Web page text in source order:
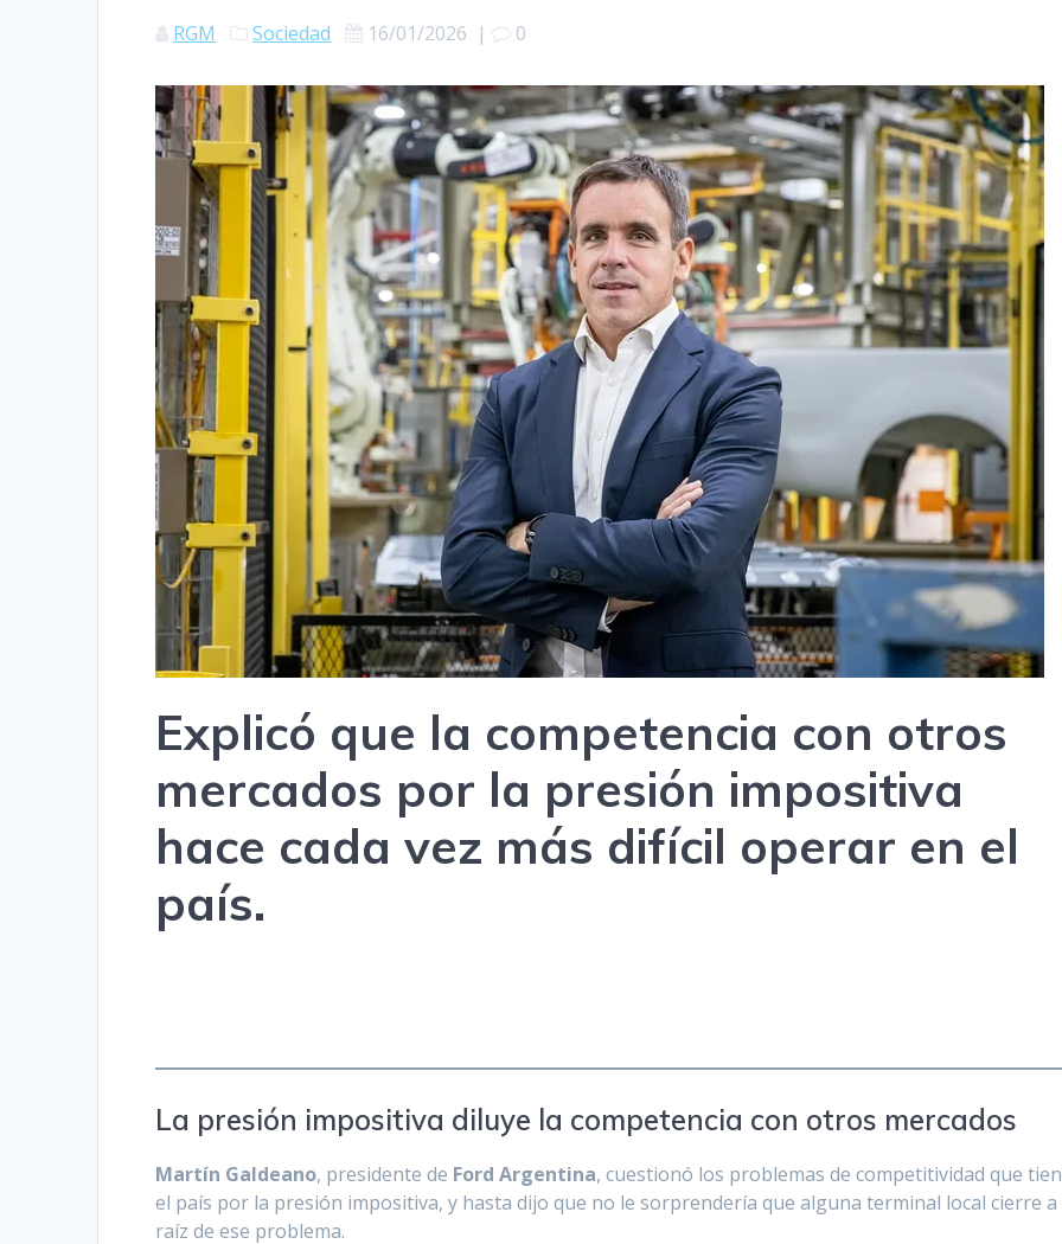
RGM Sociedad 16/01/2026 | 0
Explicó que la competencia con otros
mercados por la presión impositiva
hace cada vez más difícil operar en el
país.
La presión impositiva diluye la competencia con otros mercados
Martín Galdeano, presidente de Ford Argentina, cuestionó los problemas de competitividad que
el país por la presión impositiva, y hasta dijo que no le sorprendería que alguna terminal local cierre a
raíz de ese problema.